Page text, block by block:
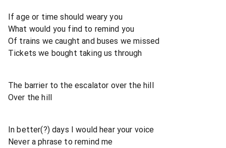
If age or time should weary you
What would you find to remind you
Of trains we caught and buses we missed
Tickets we bought taking us through
The barrier to the escalator over the hill
Over the hill
In better(?) days I would hear your voice
Never a phrase to remind me